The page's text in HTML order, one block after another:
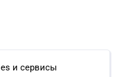
и сервисы